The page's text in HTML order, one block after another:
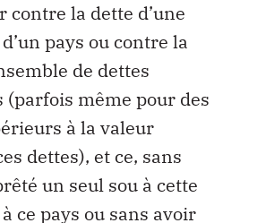
contre la dette d’une
pays ou contre la
de dettes
(parfois même pour des
à la valeur
dettes), et ce, sans
un seul sou à cette
ce pays ou sans avoir